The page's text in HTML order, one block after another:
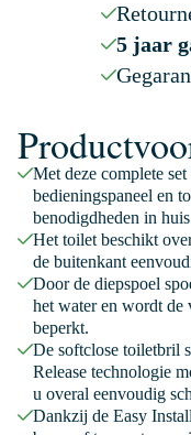
5 jaar
Met deze complete
bedieningspaneel en
benodigdheden in
Het toilet beschikt
de buitenkant
Door de diepspoel
het water en wordt de
beperkt.
De softclose toiletbril
Release technologie
u overal eenvoudig
Dankzij de Easy